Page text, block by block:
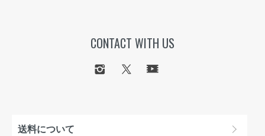
CONTACT WITH US
送料について